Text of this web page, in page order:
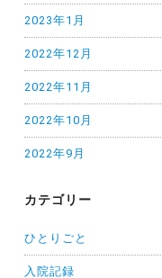
2023年1月
2022年12月
2022年11月
2022年10月
2022年9月
カテゴリー
ひとりごと
入院記録